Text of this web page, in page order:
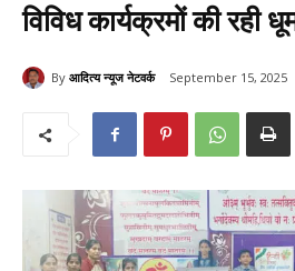
विविध कार्यक्रमों की रही
By आदित्य न्यूज नेटवर्क September 15, 2025